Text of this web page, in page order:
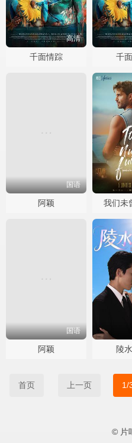
高清
千面情踪 千
国语
阿颖 我们未
国语
阿颖 陵
首页 上一页 1/
© 片